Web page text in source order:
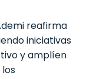
reafirma
iniciativas
y amplíen